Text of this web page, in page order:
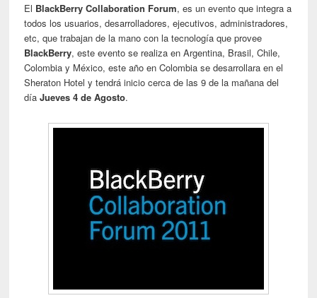
El BlackBerry Collaboration Forum, es un evento que integra a
todos los usuarios, desarrolladores, ejecutivos, administradores,
etc, que trabajan de la mano con la tecnología que provee
BlackBerry, este evento se realiza en Argentina, Brasil, Chile,
Colombia y México, este año en Colombia se desarrollara en el
Sheraton Hotel y tendrá inicio cerca de las 9 de la mañana del
díaJueves 4 de Agosto.